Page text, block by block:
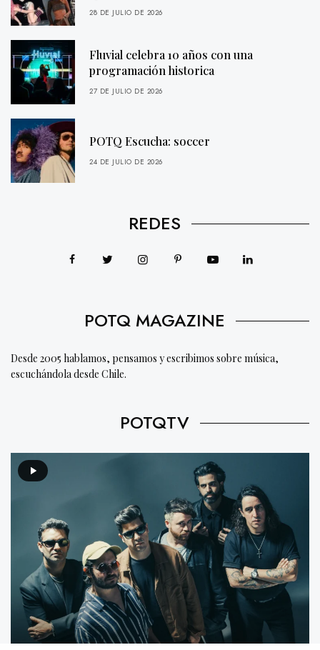
28 DE JULIO DE 2026
Fluvial celebra 10 años con una
programación historica
27 DE JULIO DE 2026
POTQ Escucha: soccer
24 DE JULIO DE 2026
REDES
POTQ MAGAZINE
Desde 2005 hablamos, pensamos y escribimos sobre música,
escuchándola desde Chile.
POTQTV